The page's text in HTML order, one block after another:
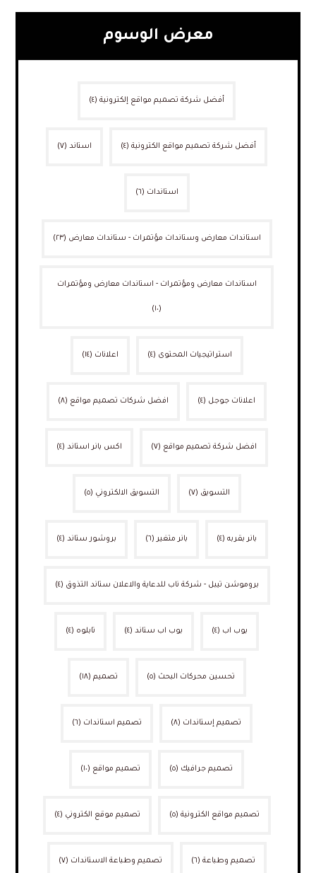
معرض الوسوم
أفضل شركة تصميم مواقع إلكترونية (٤)
أفضل شركة تصميم مواقع الكترونية (٤) استاند (٧)
استاندات (٦)
استاندات معارض وستاندات مؤتمرات - ستاندات معارض (٢٣)
استاندات معارض ومؤتمرات - استاندات معارض ومؤتمرات
(١٠)
استراتيجيات المحتوى (٤) اعلانات (١٤)
اعلانات جوجل (٤) افضل شركات تصميم مواقع (٨)
افضل شركة تصميم مواقع (٧) اكس بانر استاند (٤)
التسويق (٧) التسويق الالكتروني (٥)
بانر بقربه (٤) بانر متغير (٦) بروشور ستاند (٤)
بروموشن تيبل - شركة ناب للدعاية والاعلان ستاند التذوق (٤)
بوب اب (٤) بوب اب ستاند (٤) تابلوه (٤)
تحسين محركات البحث (٥) تصميم (١٨)
تصميم إستاندات (٨) تصميم استاندات (٦)
تصميم جرافيك (٥) تصميم مواقع (١٠)
تصميم مواقع الكترونية (٥) تصميم موقع الكتروني (٤)
تصميم وطباعة (٦) تصميم وطباعة الاستاندات (٧)